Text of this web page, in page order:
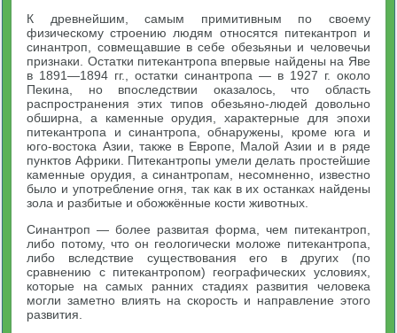
К древнейшим, самым примитивным по своему
физическому строению людям относятся питекантроп и
синантроп, совмещавшие в себе обезьяньи и человечьи
признаки. Остатки питекантропа впервые найдены на Яве
в 1891—1894 гг., остатки синантропа — в 1927 г. около
Пекина, но впоследствии оказалось, что область
распространения этих типов обезьяно-людей довольно
обширна, а каменные орудия, характерные для эпохи
питекантропа и синантропа, обнаружены, кроме юга и
юго-востока Азии, также в Европе, Малой Азии и в ряде
пунктов Африки. Питекантропы умели делать простейшие
каменные орудия, а синантропам, несомненно, известно
было и употребление огня, так как в их останках найдены
зола и разбитые и обожжённые кости животных.
Синантроп — более развитая форма, чем питекантроп,
либо потому, что он геологически моложе питекантропа,
либо вследствие существования его в других (по
сравнению с питекантропом) географических условиях,
которые на самых ранних стадиях развития человека
могли заметно влиять на скорость и направление этого
развития.